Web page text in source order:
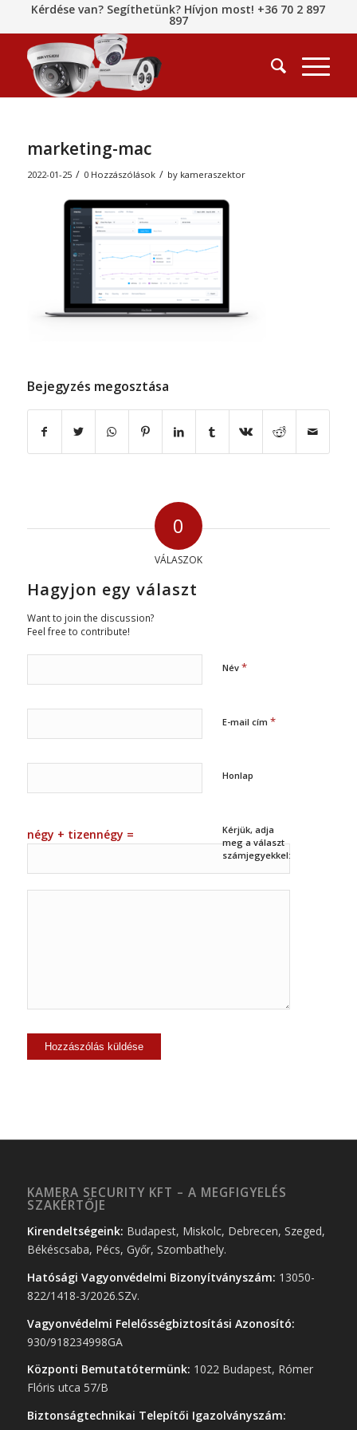
Kérdése van? Segíthetünk? Hívjon most! +36 70 2 897
897
marketing-mac
2022-01-25 / 0 Hozzászólások / by kameraszektor
Bejegyzés megosztása
0
VÁLASZOK
Hagyjon egy választ
Want to join the discussion?
Feel free to contribute!
Név *
E-mail cím *
Honlap
Kérjük, adja
meg a választ
számjegyekkel:
négy + tizennégy =
KAMERA SECURITY KFT – A MEGFIGYELÉS
SZAKÉRTŐJE
Kirendeltségeink: Budapest, Miskolc, Debrecen, Szeged,
Békéscsaba, Pécs, Győr, Szombathely.
Hatósági Vagyonvédelmi Bizonyítványszám: 13050-
822/1418-3/2026.SZv.
Vagyonvédelmi Felelősségbiztosítási Azonosító:
930/918234998GA
Központi Bemutatótermünk: 1022 Budapest, Rómer
Flóris utca 57/B
Biztonságtechnikai Telepítői Igazolványszám: